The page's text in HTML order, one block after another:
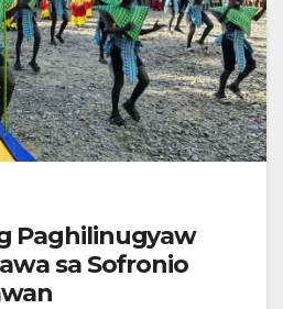
Paghilinugyaw
sa Sofronio